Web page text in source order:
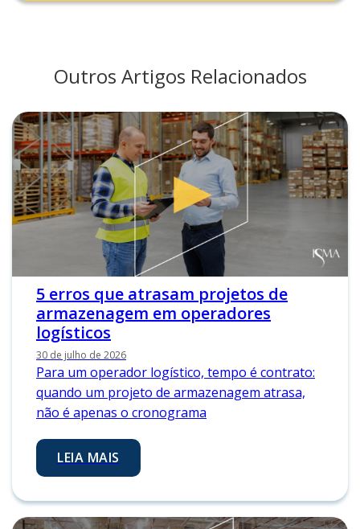
Outros Artigos Relacionados
5 erros que atrasam projetos de
armazenagem em operadores
logísticos
30 de julho de 2026
Para um operador logístico, tempo é contrato:
quando um projeto de armazenagem atrasa,
não é apenas o cronograma
LEIA MAIS